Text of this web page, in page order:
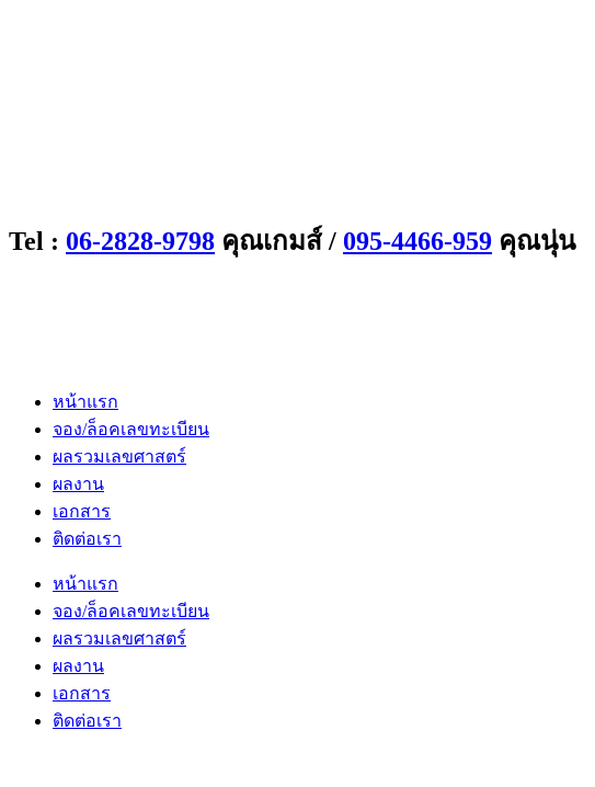
Tel : 06-2828-9798 คุณเกมส์ / 095-4466-959 คุณนุ่น
หน้าแรก
จอง/ล็อคเลขทะเบียน
ผลรวมเลขศาสตร์
ผลงาน
เอกสาร
ติดต่อเรา
หน้าแรก
จอง/ล็อคเลขทะเบียน
ผลรวมเลขศาสตร์
ผลงาน
เอกสาร
ติดต่อเรา